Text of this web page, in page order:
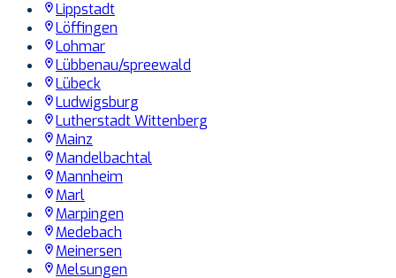
Lippstadt
Löffingen
Lohmar
Lübbenau/spreewald
Lübeck
Ludwigsburg
Lutherstadt Wittenberg
Mainz
Mandelbachtal
Mannheim
Marl
Marpingen
Medebach
Meinersen
Melsungen